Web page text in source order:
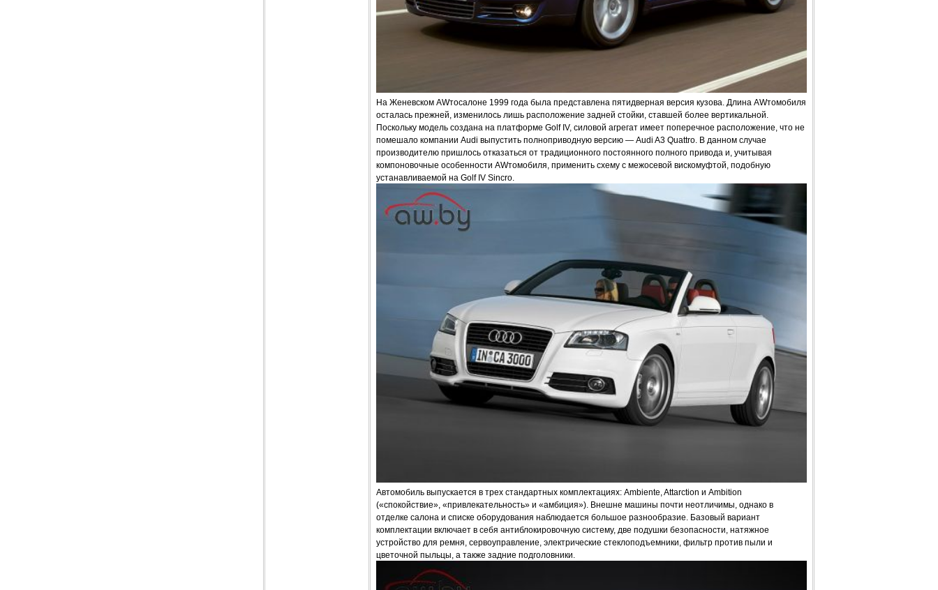
На Женевском AWтосалоне 1999 года была представлена пятидверная версия кузова. Длина AWтомобиля
осталась прежней, изменилось лишь расположение задней стойки, ставшей более вертикальной.
Поскольку модель создана на платформе Golf IV, силовой агрегат имеет поперечное расположение, что не
помешало компании Audi выпустить полноприводную версию — Audi A3 Quattro. В данном случае
производителю пришлось отказаться от традиционного постоянного полного привода и, учитывая
компоновочные особенности AWтомобиля, применить схему с межосевой вискомуфтой, подобную
устанавливаемой на Golf IV Sincro.
Автомобиль выпускается в трех стандартных комплектациях: Ambiente, Attarction и Ambition
(«спокойствие», «привлекательность» и «амбиция»). Внешне машины почти неотличимы, однако в
отделке салона и списке оборудования наблюдается большое разнообразие. Бaзовый вариант
комплектации включает в себя aнтиблокировочную систему, две подушки безопасности, натяжное
устройство для ремня, сервоуправление, электрические стеклоподъемники, фильтр против пыли и
цветочной пыльцы, а также задние подголовники.